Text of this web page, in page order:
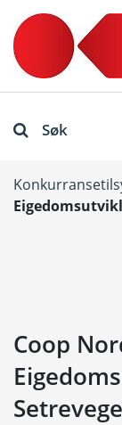
Søk
Coop